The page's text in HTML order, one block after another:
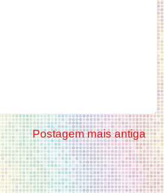
Postagem mais antiga